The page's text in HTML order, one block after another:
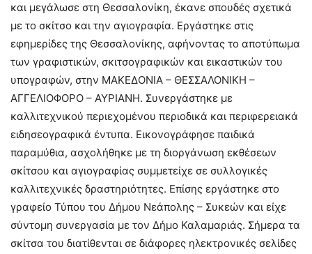
και μεγάλωσε στη Θεσσαλονίκη, έκανε σπουδές σχετικά
με το σκίτσο και την αγιογραφία. Εργάστηκε στις
εφημερίδες της Θεσσαλονίκης, αφήνοντας το αποτύπωμα
των γραφιστικών, σκιτσογραφικών και εικαστικών του
υπογραφών, στην ΜΑΚΕΔΟΝΙΑ – ΘΕΣΣΑΛΟΝΙΚΗ –
ΑΓΓΕΛΙΟΦΟΡΟ – ΑΥΡΙΑΝΗ. Συνεργάστηκε με
καλλιτεχνικού περιεχομένου περιοδικά και περιφερειακά
ειδησεογραφικά έντυπα. Εικονογράφησε παιδικά
παραμύθια, ασχολήθηκε με τη διοργάνωση εκθέσεων
σκίτσου και αγιογραφίας συμμετείχε σε συλλογικές
καλλιτεχνικές δραστηριότητες. Επίσης εργάστηκε στο
γραφείο Τύπου του Δήμου Νεάπολης – Συκεών και είχε
σύντομη συνεργασία με τον Δήμο Καλαμαριάς. Σήμερα τα
σκίτσα του διατίθενται σε διάφορες ηλεκτρονικές σελίδες